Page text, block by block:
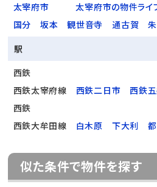
太宰府市
太宰府市の物件ライ
国分
坂本 観世音寺 通古賀
駅
西鉄
西鉄太宰府線
西鉄二日市 西鉄
西鉄
西鉄大牟田線
白木原 下大利
似た条件で物件を探す